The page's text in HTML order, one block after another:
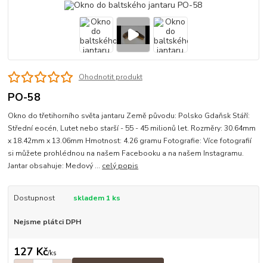
Ohodnotit produkt
PO-58
Okno do třetihorního světa jantaru Země původu: Polsko Gdaňsk Stáří:
Střední eocén, Lutet nebo starší - 55 - 45 milionů let. Rozměry: 30.64mm
x 18.42mm x 13.06mm Hmotnost: 4.26 gramu Fotografie: Více fotografií
si můžete prohlédnou na našem Facebooku a na našem Instagramu.
Jantar obsahuje: Medový ... celý popis
Dostupnost skladem 1 ks
Nejsme plátci DPH
127 Kč/ks